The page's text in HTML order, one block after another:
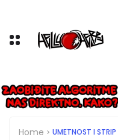
Home UMETNOST I STRIP